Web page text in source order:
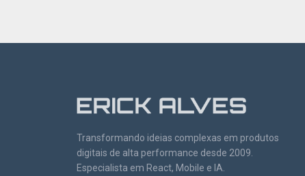
Transformando ideias complexas em produtos
digitais de alta performance desde 2009.
Especialista em React, Mobile e IA.